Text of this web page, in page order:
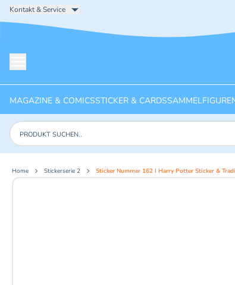
Kontakt & Service
MAGAZINE & COMICSSTICKER & CARDS
Produkte suchen
Home Stickerserie 2 Sticker Nummer 162 I Harry Potter Sticker &